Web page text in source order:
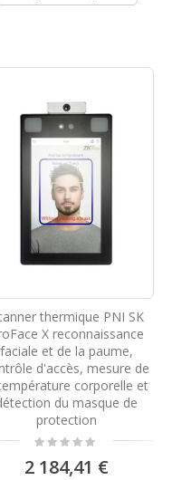
thermique PNI SK
X reconnaissance
faciale et de la paume,
d'accès, mesure de
corporelle et
du masque de
protection
Rating:
0%
2 184,41 €